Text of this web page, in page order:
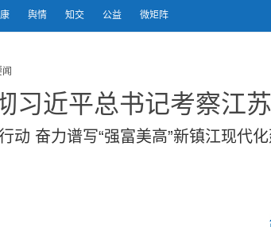
舆情 知交 公益 微矩阵
习近平总书记考察江
动 奋力谱写“强富美高”新镇江现代